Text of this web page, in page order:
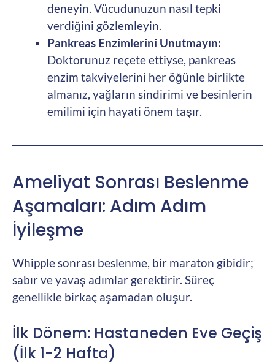
deneyin. Vücudunuzun nasıl tepki
verdiğini gözlemleyin.
Pankreas Enzimlerini Unutmayın:
Doktorunuz reçete ettiyse, pankreas
enzim takviyelerini her öğünle birlikte
almanız, yağların sindirimi ve besinlerin
emilimi için hayati önem taşır.
Ameliyat Sonrası Beslenme
Aşamaları: Adım Adım
İyileşme
Whipple sonrası beslenme, bir maraton gibidir;
sabır ve yavaş adımlar gerektirir. Süreç
genellikle birkaç aşamadan oluşur.
İlk Dönem: Hastaneden Eve Geçiş
(İlk 1-2 Hafta)